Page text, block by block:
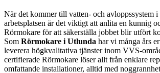
När det kommer till vatten- och avloppssystem i
arbetsplatsen är det viktigt att anlita en kunnig
Rörmokare för att säkerställa jobbet blir utfört
Som Rörmokare i Utlunda har vi många års
leverera högkvalitativa tjänster inom VVS-
certifierade Rörmokare löser allt från enklare
omfattande installationer, alltid med